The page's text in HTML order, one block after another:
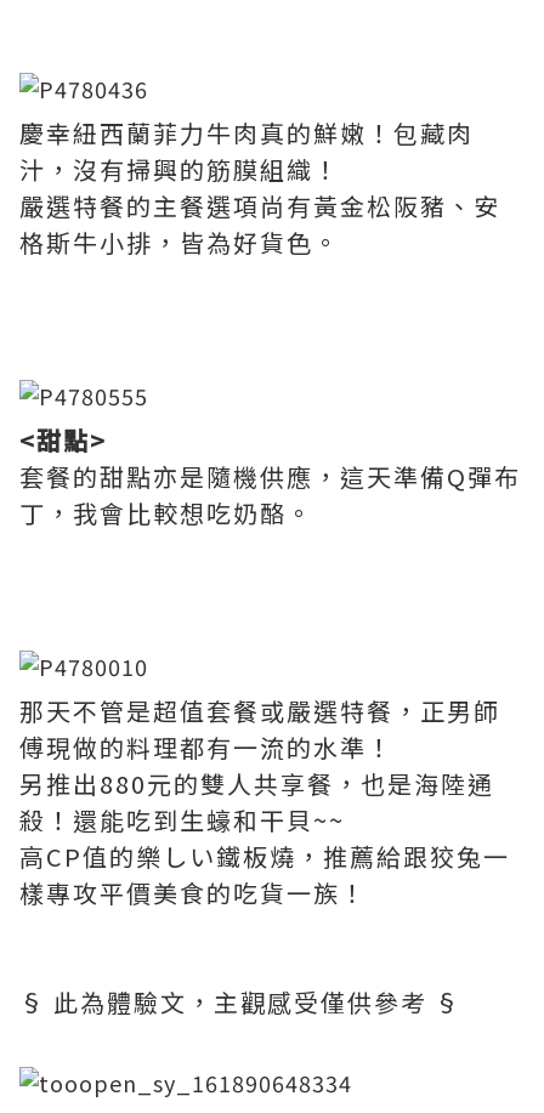
慶幸紐西蘭菲力牛肉真的鮮嫩！包藏肉
汁，沒有掃興的筋膜組織！
嚴選特餐的主餐選項尚有黃金松阪豬、安
格斯牛小排，皆為好貨色。
<甜點>
套餐的甜點亦是隨機供應，這天準備Q彈布
丁，我會比較想吃奶酪。
那天不管是超值套餐或嚴選特餐，正男師
傅現做的料理都有一流的水準！
另推出880元的雙人共享餐，也是海陸通
殺！還能吃到生蠔和干貝~~
高CP值的樂しい鐵板燒，推薦給跟狡兔一
樣專攻平價美食的吃貨一族！
§ 此為體驗文，主觀感受僅供參考 §